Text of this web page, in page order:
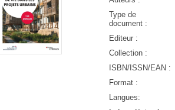
Type de
document :
Editeur :
Collection :
ISBN/ISSN/EAN :
Format :
Langues: